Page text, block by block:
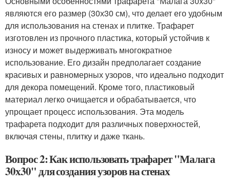
являются его размер (30х30 см), что делает его удобным
для использования на стенах и плитке. Трафарет
изготовлен из прочного пластика, который устойчив к
износу и может выдерживать многократное
использование. Его дизайн предполагает создание
красивых и равномерных узоров, что идеально подходит
для декора помещений. Кроме того, пластиковый
материал легко очищается и обрабатывается, что
упрощает процесс использования. Эта модель
трафарета подходит для различных поверхностей,
включая стены, плитку и даже ткань.
Вопрос 2: Как использовать трафарет "Малага
30х30" для создания узоров на стенах